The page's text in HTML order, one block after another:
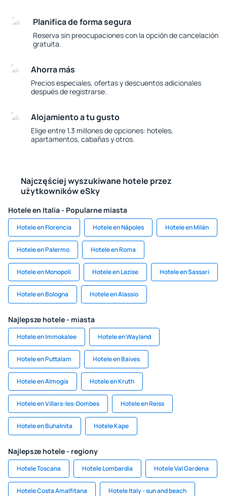
Planifica de forma segura
Reserva sin preocupaciones con la opción de cancelación
gratuita.
Ahorra más
Precios especiales, ofertas y descuentos adicionales
después de registrarse.
Alojamiento a tu gusto
Elige entre 1.3 millones de opciones: hoteles,
apartamentos, cabañas y otros.
Najczęściej wyszukiwane hotele przez
użytkowników eSky
Hotele en Italia - Popularne miasta
Hotele en Florencia Hotele en Nápoles Hotele en Milán
Hotele en Palermo Hotele en Roma
Hotele en Monopoli Hotele en Lazise Hotele en Sassari
Hotele en Bologna Hotele en Alassio
Najlepsze hotele - miasta
Hotele en Immokalee Hotele en Wayland
Hotele en Puttalam Hotele en Baives
Hotele en Almogía Hotele en Kruth
Hotele en Villars-les-Dombes Hotele en Reiss
Hotele en Buhalnita Hotele Kape
Najlepsze hotele - regiony
Hotele Toscana Hotele Lombardía Hotele Val Gardena
Hotele Costa Amalfitana Hotele Italy - sun and beach